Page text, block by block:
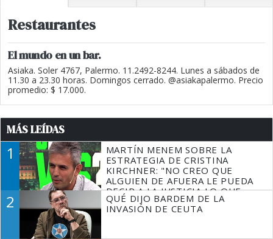
Restaurantes
El mundo en un bar.
Asiaka. Soler 4767, Palermo. 11.2492-8244. Lunes a sábados de
11.30 a 23.30 horas. Domingos cerrado. @asiakapalermo. Precio
promedio: $ 17.000.
MÁS LEÍDAS
1
MARTÍN MENEM SOBRE LA
ESTRATEGIA DE CRISTINA
KIRCHNER: "NO CREO QUE
ALGUIEN DE AFUERA LE PUEDA
DECIR A LA JUSTICIA LO QUE
TIENE QUE HACER"
2
QUÉ DIJO BARDEM DE LA
INVASIÓN DE CEUTA